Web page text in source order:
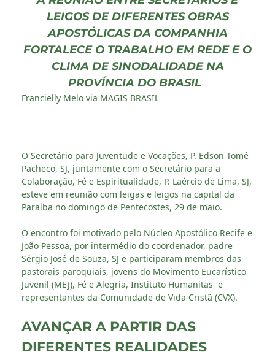
LEIGOS DE DIFERENTES OBRAS
APOSTÓLICAS DA COMPANHIA
FORTALECE O TRABALHO EM REDE E O
CLIMA DE SINODALIDADE NA
PROVÍNCIA DO BRASIL
Francielly Melo via MAGIS BRASIL
O Secretário para Juventude e Vocações, P. Edson Tomé
Pacheco, SJ, juntamente com o Secretário para a
Colaboração, Fé e Espiritualidade, P. Laércio de Lima, SJ,
esteve em reunião com leigas e leigos na capital da
Paraíba no domingo de Pentecostes, 29 de maio.
O encontro foi motivado pelo Núcleo Apostólico Recife e
João Pessoa, por intermédio do coordenador, padre
Sérgio José de Souza, SJ e participaram membros das
pastorais paroquiais, jovens do Movimento Eucarístico
Juvenil (MEJ), Fé e Alegria, Instituto Humanitas e
representantes da Comunidade de Vida Cristã (CVX).
AVANÇAR A PARTIR DAS
DIFERENTES REALIDADES